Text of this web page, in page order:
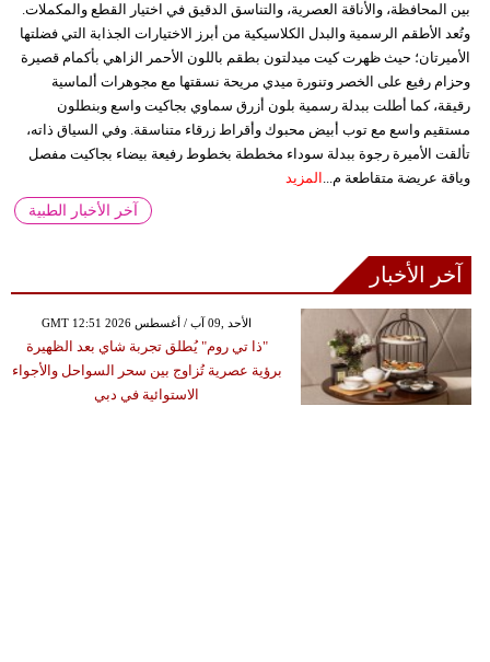
بين المحافظة، والأناقة العصرية، والتناسق الدقيق في اختيار القطع والمكملات.
وتُعد الأطقم الرسمية والبدل الكلاسيكية من أبرز الاختيارات الجذابة التي فضلتها
الأميرتان؛ حيث ظهرت كيت ميدلتون بطقم باللون الأحمر الزاهي بأكمام قصيرة
وحزام رفيع على الخصر وتنورة ميدي مريحة نسقتها مع مجوهرات ألماسية
رقيقة، كما أطلت ببدلة رسمية بلون أزرق سماوي بجاكيت واسع وبنطلون
مستقيم واسع مع توب أبيض محبوك وأقراط زرقاء متناسقة. وفي السياق ذاته،
تألقت الأميرة رجوة ببدلة سوداء مخططة بخطوط رفيعة بيضاء بجاكيت مفصل
وياقة عريضة متقاطعة م... المزيد
آخر الأخبار الطبية
آخر الأخبار
GMT 12:51 2026 الأحد ,09 آب / أغسطس
"ذا تي روم" يُطلق تجربة شاي بعد الظهيرة
برؤية عصرية تُزاوج بين سحر السواحل والأجواء
الاستوائية في دبي